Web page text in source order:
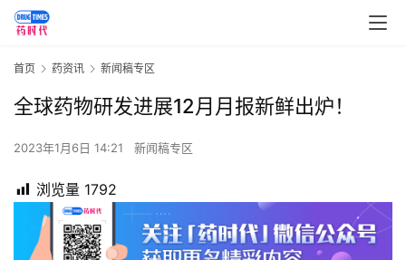
首页 药资讯 新闻稿专区
全球药物研发进展12月月报新鲜出炉！
2023年1月6日 14:21 新闻稿专区
浏览量 1792